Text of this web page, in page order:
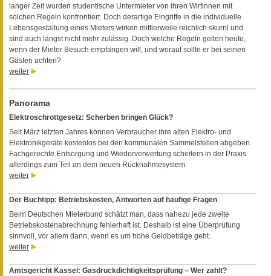
langer Zeit wurden studentische Untermieter von ihren Wirtinnen mit
solchen Regeln konfrontiert. Doch derartige Eingriffe in die individuelle
Lebensgestaltung eines Mieters wirken mittlerweile reichlich skurril und
sind auch längst nicht mehr zulässig. Doch welche Regeln gelten heute,
wenn der Mieter Besuch empfangen will, und worauf sollte er bei seinen
Gästen achten?
weiter
Panorama
Elektroschrottgesetz: Scherben bringen Glück?
Seit März letzten Jahres können Verbraucher ihre alten Elektro- und
Elektronikgeräte kostenlos bei den kommunalen Sammelstellen abgeben.
Fachgerechte Entsorgung und Wiederverwertung scheitern in der Praxis
allerdings zum Teil an dem neuen Rücknahmesystem.
weiter
Der Buchtipp: Betriebskosten, Antworten auf häufige Fragen
Beim Deutschen Mieterbund schätzt man, dass nahezu jede zweite
Betriebskostenabrechnung fehlerhaft ist. Deshalb ist eine Überprüfung
sinnvoll, vor allem dann, wenn es um hohe Geldbeträge geht.
weiter
Amtsgericht Kassel: Gasdruckdichtigkeitsprüfung – Wer zahlt?